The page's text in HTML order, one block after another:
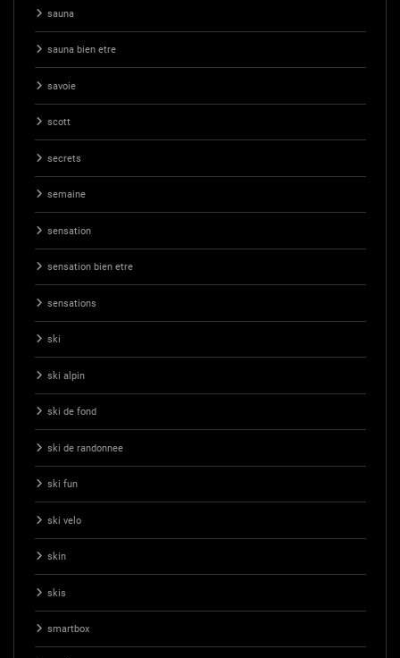
sauna
sauna bien etre
savoie
scott
secrets
semaine
sensation
sensation bien etre
sensations
ski
ski alpin
ski de fond
ski de randonnee
ski fun
ski velo
skin
skis
smartbox